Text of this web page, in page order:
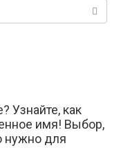
Узнайте, как
имя! Выбор,
нужно для